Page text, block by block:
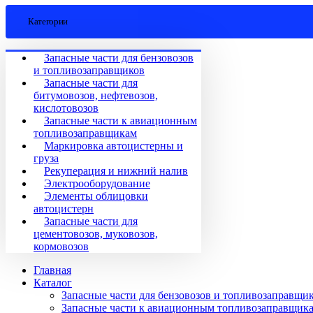
Категории
Запасные части для бензовозов
и топливозаправщиков
Запасные части для
битумовозов, нефтевозов,
кислотовозов
Запасные части к авиационным
топливозаправщикам
Маркировка автоцистерны и
груза
Рекуперация и нижний налив
Электрооборудование
Элементы облицовки
автоцистерн
Запасные части для
цементовозов, муковозов,
кормовозов
Главная
Каталог
Запасные части для бензовозов и
Запасные части к авиационным